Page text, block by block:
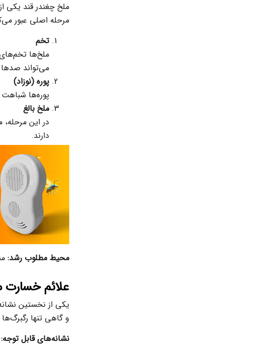
ملخ چغندر قند یکی
مرحله اصلی عبور
تخم
می‌تواند
پوره (نوزاد)
پوره‌ها شباهت
ملخ بالغ
در این
دارند.
محیط مطلوب رشد:
علائم خسارت
یکی از نخستین
و گاهی تنها
نشانه‌های قابل توجه: